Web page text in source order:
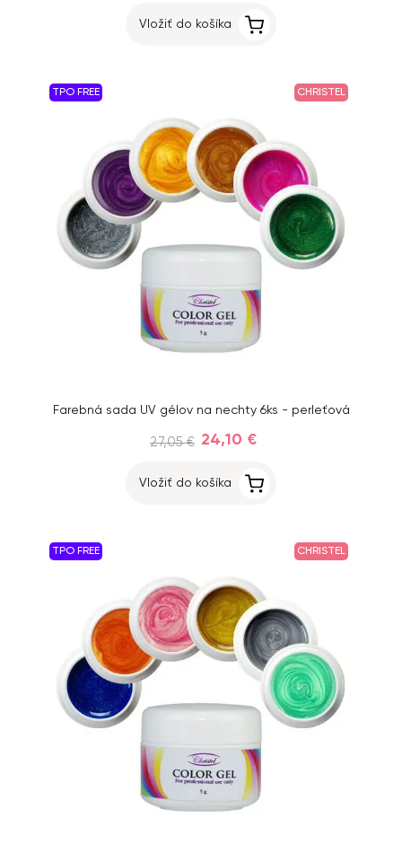
Vložiť do košíka
TPO FREE CHRISTEL
Farebná sada UV gélov na nechty 6ks - perleťová
27,05 € 24,10 €
Vložiť do košíka
TPO FREE CHRISTEL